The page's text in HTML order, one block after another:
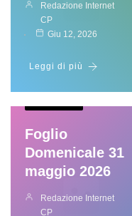
Redazione Internet
CP
Giu 12, 2026
Leggi di più
Foglio
Domenicale 31
maggio 2026
Redazione Internet
CP